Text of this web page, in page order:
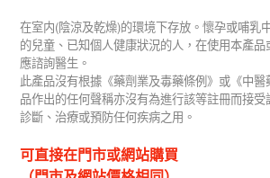
在室内(陰涼及乾燥)的環境下存放。懷孕或哺乳
的兒童、已知個人健康狀況的人，在使用本產
應諮詢醫生。
此產品沒有根據《藥劑業及毒藥條例》或《中
品作出的任何聲稱亦沒有為進行該等註冊而接
診斷、治療或預防任何疾病之用。
可直接在門市或網站購買